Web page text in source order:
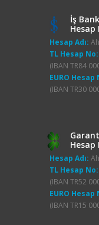
İş
Hesap
Hesap Adı:
TL Hesap No:
(IBAN TR84
EURO Hesap
(IBAN TR30
Hesap
Hesap Adı:
TL Hesap No:
(IBAN TR52
EURO Hesap
(IBAN TR15